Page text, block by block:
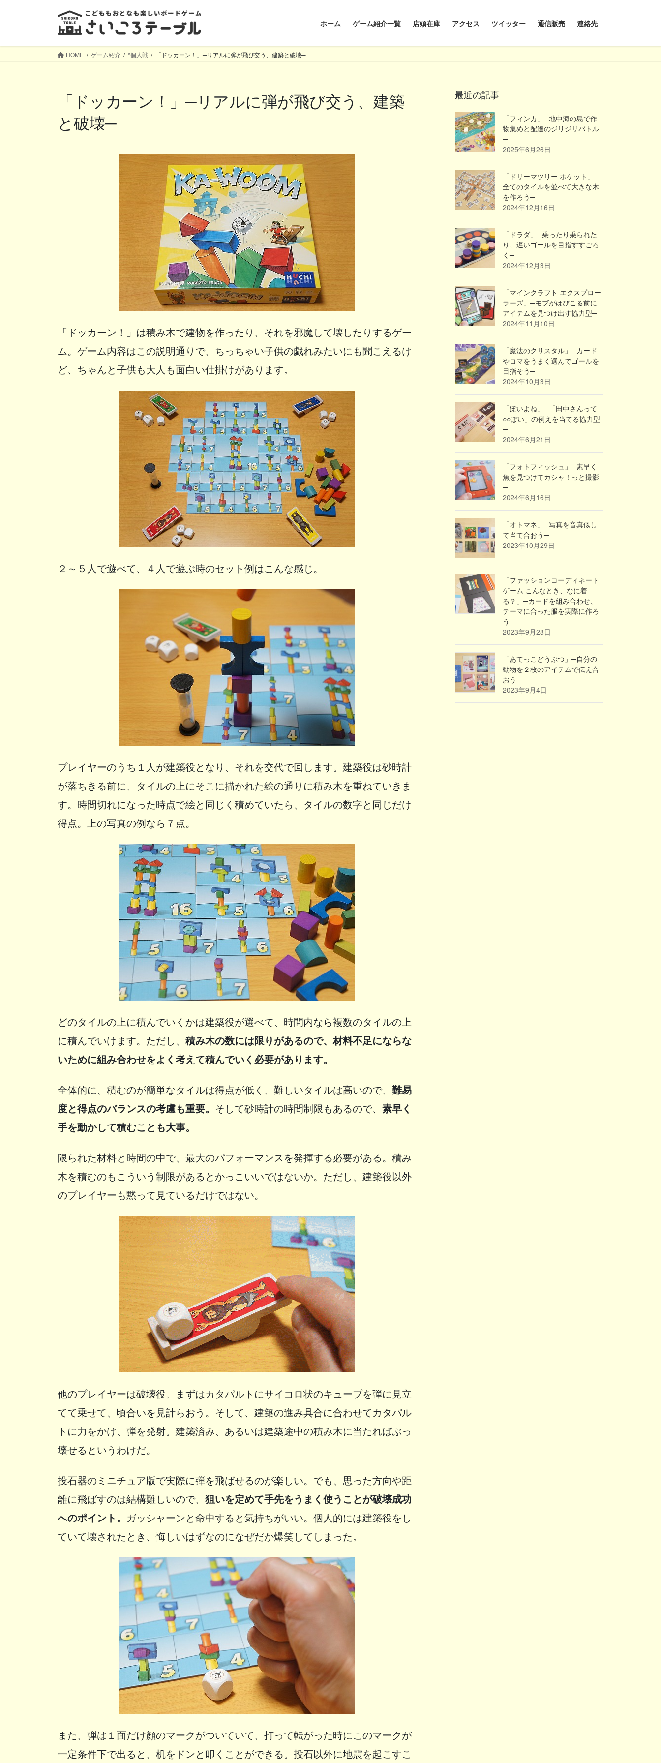
ホーム ゲーム紹介一覧 店頭在庫 アクセス ツイッター 通信販売 連絡先
HOME ゲーム紹介 *個人戦 「ドッカーン！」─リアルに弾が飛び交う、建築と破壊─
「ドッカーン！」─リアルに弾が飛び交う、建築
と破壊─
「ドッカーン！」は積み木で建物を作ったり、それを邪魔して壊したりするゲー
ム。ゲーム内容はこの説明通りで、ちっちゃい子供の戯れみたいにも聞こえるけ
ど、ちゃんと子供も大人も面白い仕掛けがあります。
２～５人で遊べて、４人で遊ぶ時のセット例はこんな感じ。
プレイヤーのうち１人が建築役となり、それを交代で回します。建築役は砂時計
が落ちきる前に、タイルの上にそこに描かれた絵の通りに積み木を重ねていきま
す。時間切れになった時点で絵と同じく積めていたら、タイルの数字と同じだけ
得点。上の写真の例なら７点。
どのタイルの上に積んでいくかは建築役が選べて、時間内なら複数のタイルの上
に積んでいけます。ただし、 積み木の数には限りがあるので、材料不足にならな
いために組み合わせをよく考えて積んでいく必要があります。
全体的に、積むのが簡単なタイルは得点が低く、難しいタイルは高いので、 難易
度と得点のバランスの考慮も重要。 そして砂時計の時間制限もあるので、 素早く
手を動かして積むことも大事。
限られた材料と時間の中で、最大のパフォーマンスを発揮する必要がある。積み
木を積むのもこういう制限があるとかっこいいではないか。ただし、建築役以外
のプレイヤーも黙って見ているだけではない。
他のプレイヤーは破壊役。まずはカタパルトにサイコロ状のキューブを弾に見立
てて乗せて、頃合いを見計らおう。そして、建築の進み具合に合わせてカタパル
トに力をかけ、弾を発射。建築済み、あるいは建築途中の積み木に当たればぶっ
壊せるというわけだ。
投石器のミニチュア版で実際に弾を飛ばせるのが楽しい。でも、思った方向や距
離に飛ばすのは結構難しいので、 狙いを定めて手先をうまく使うことが破壊成功
へのポイント。 ガッシャーンと命中すると気持ちがいい。個人的には建築役をし
ていて壊されたとき、悔しいはずなのになぜだか爆笑してしまった。
また、弾は１面だけ顔のマークがついていて、打って転がった時にこのマークが
一定条件下で出ると、机をドンと叩くことができる。投石以外に地震を起こすこ
最近の記事
「フィンカ」─地中海の島で作
物集めと配達のジリジリバトル
─
2025年6月26日
「ドリーマツリー ポケット」─
全てのタイルを並べて大きな木
を作ろう─
2024年12月16日
「ドラダ」─乗ったり乗られた
り、遅いゴールを目指すすごろ
く─
2024年12月3日
「マインクラフト エクスプロー
ラーズ」─モブがはびこる前に
アイテムを見つけ出す協力型─
2024年11月10日
「魔法のクリスタル」─カード
やコマをうまく選んでゴールを
目指そう─
2024年10月3日
「ぽいよね」─「田中さんって
○○ぽい」の例えを当てる協力型
─
2024年6月21日
「フォトフィッシュ」─素早く
魚を見つけてカシャ！っと撮影
─
2024年6月16日
「オトマネ」─写真を音真似し
て当て合おう─
2023年10月29日
「ファッションコーディネート
ゲーム こんなとき、なに着
る？」─カードを組み合わせ、
テーマに合った服を実際に作ろ
う─
2023年9月28日
「あてっこどうぶつ」─自分の
動物を２枚のアイテムで伝え合
おう─
2023年9月4日